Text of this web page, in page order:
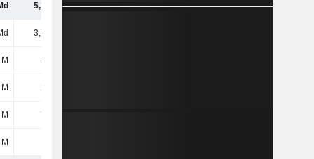
5,25 Md 5,32 Md 6,14 Md
3,44 Md
447 M
241 M
767 M